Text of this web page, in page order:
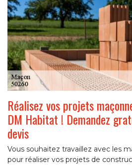
Réalisez vos projets
DM Habitat ! Demandez
devis
Vous souhaitez travaillez avec les
pour réaliser vos projets de